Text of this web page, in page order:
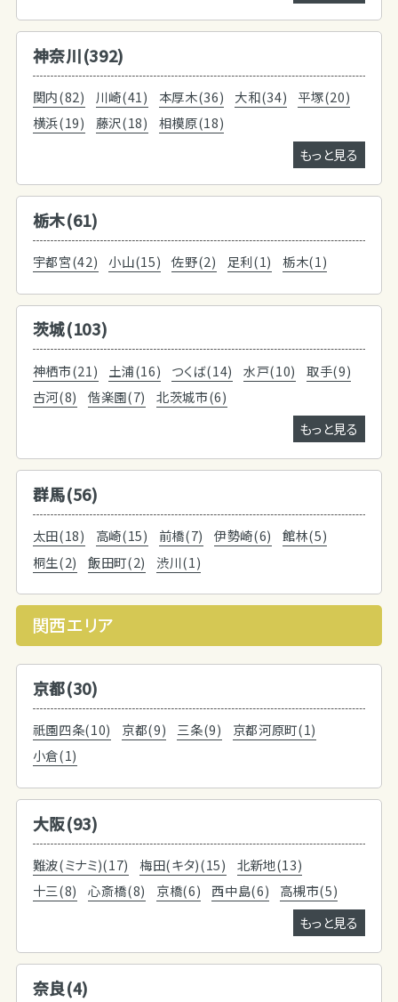
神奈川(392)
関内(82) 川崎(41) 本厚木(36) 大和(34)
平塚(20)
横浜(19)
藤沢(18)
相模原(18)
もっと見る
栃木(61)
宇都宮(42) 小山(15) 佐野(2) 足利(1) 栃木(1)
茨城(103)
神栖市(21) 土浦(16) つくば(14) 水戸(10)
取手(9)
古河(8)
偕楽園(7)
北茨城市(6)
もっと見る
群馬(56)
太田(18) 高崎(15) 前橋(7) 伊勢崎(6)
館林(5)
桐生(2)
飯田町(2) 渋川(1)
関西エリア
京都(30)
祇園四条(10) 京都(9) 三条(9)
京都河原町(1)
小倉(1)
大阪(93)
難波(ミナミ)(17) 梅田(キタ)(15)
北新地(13)
十三(8)
心斎橋(8) 京橋(6) 西中島(6)
高槻市(5)
もっと見る
奈良(4)